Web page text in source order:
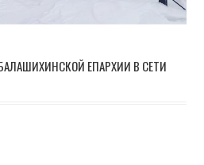
ЕПАРХИИ В СЕТИ